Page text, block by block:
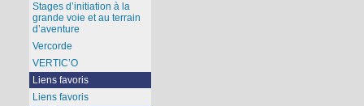
Stages d’initiation à la
grande voie et au terrain
d’aventure
Vercorde
VERTIC’O
Liens favoris
Liens favoris